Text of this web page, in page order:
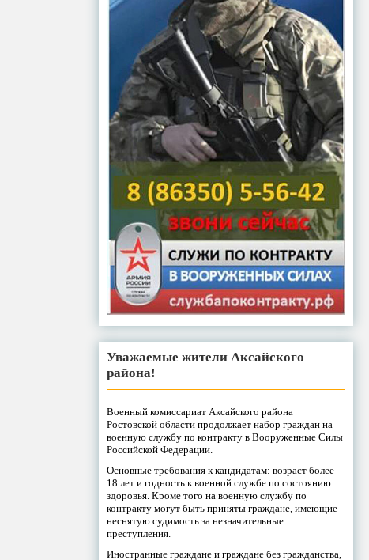
Уважаемые жители Аксайского
района!
Военный комиссариат Аксайского района
Ростовской области продолжает набор граждан на
военную службу по контракту в Вооруженные Силы
Российской Федерации.
Основные требования к кандидатам: возраст более
18 лет и годность к военной службе по состоянию
здоровья. Кроме того на военную службу по
контракту могут быть приняты граждане, имеющие
неснятую судимость за незначительные
преступления.
Иностранные граждане и граждане без гражданства,